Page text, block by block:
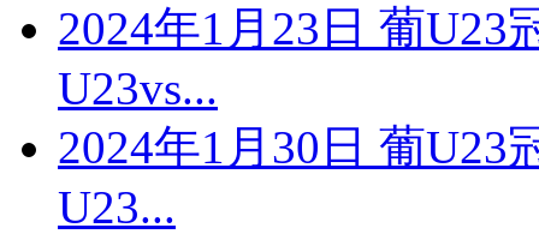
2024年1月23日 葡U23
U23vs...
2024年1月30日 葡U23
U23...